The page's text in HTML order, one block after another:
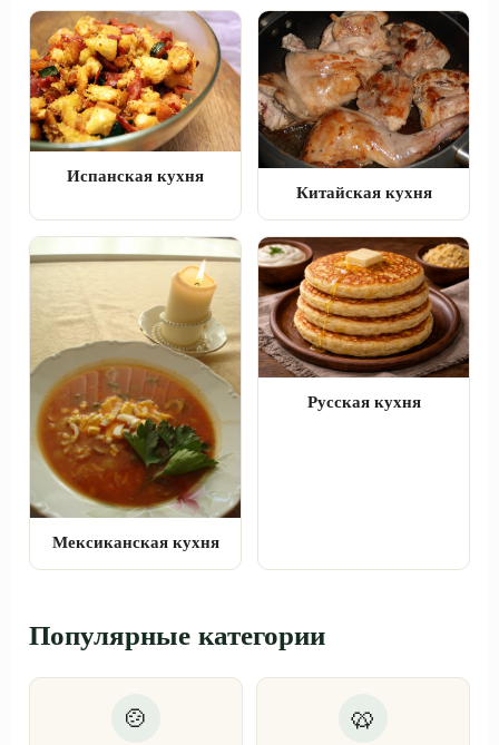
Испанская кухня
Китайская кухня
Мексиканская кухня
Русская кухня
Популярные категории